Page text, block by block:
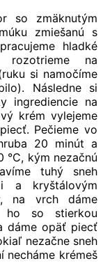
so zmäknutým
zmiešanú s
hladké
rozotrieme na
si namočíme
Následne si
ingrediencie na
krém vylejeme
Pečieme vo
20 minút a
kým nezačnú
tuhý sneh
a kryštálovým
na vrch dáme
ho so stierkou
dáme opäť piecť
nezačne sneh
necháme krémeš